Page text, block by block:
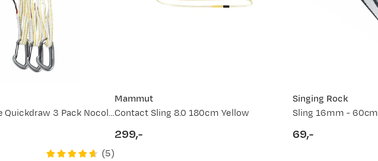
MiniWire Alpine Quickdraw 3 Pack Nocolour
(5)
Mammut
Contact Sling 8.0 180cm Yellow
299,-
Singing Rock
Sling 16mm - 60cm
69,-